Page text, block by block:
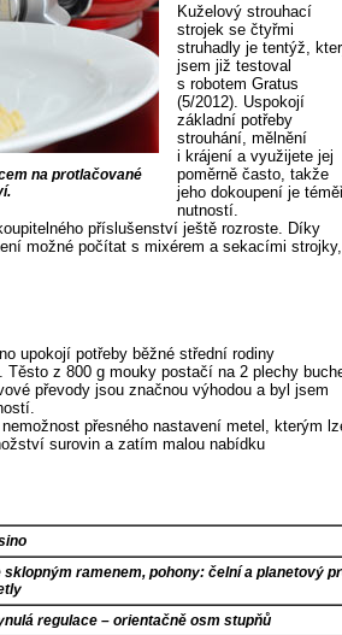
na protlačované
Kuželový strouhací
strojek se čtyřmi
struhadly je tentýž,
jsem již testoval
s robotem Gratus
(5/2012). Uspokojí
základní potřeby
strouhání, mělnění
i krájení a využijete jej
poměrně často, takže
jeho dokoupení je
nutností.
příslušenství ještě rozroste. Díky
možné počítat s mixérem a sekacími strojky,
upokojí potřeby běžné střední rodiny
z 800 g mouky postačí na 2 plechy
převody jsou značnou výhodou a byl jsem
přesného nastavení metel, kterým
surovin a zatím malou nabídku
sklopným ramenem, pohony: čelní a planetový
regulace – orientačně osm stupňů